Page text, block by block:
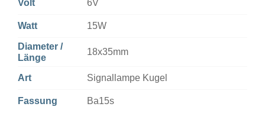
Volt 6V
Watt 15W
Diameter /
Länge
18x35mm
Art Signallampe Kugel
Fassung Ba15s